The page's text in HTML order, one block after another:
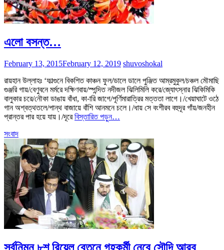
এলো বসন্ত…
February 13, 2015February 12, 2019 shuvoshokal
রায়হান উল্লাহঃ ‘ফাল্গুনে বিকশিত কাঞ্চন ফুল/ডালে ডালে পুঞ্জিত আম্রমুকুল/চঞ্চল মৌমাছি
গুঞ্জরি গায়/বেণুবনে মর্মরে দক্ষিণবায়/স্পন্দিত নদীজল ঝিলিমিলি করে/জ্যোৎস্নার ঝিকিমিকি
বালুকার চরে/নৌকা ডাঙায় বাঁধা, কা-ারি জাগে/পূর্ণিমারাত্রির মত্ততা লাগে।/খেয়াঘাটে ওঠে
গান অশ্বত্থতলে/পান্থ বাজায়ে বাঁশি আনমনে চলে।/ধায় সে বংশীরব বহুদূর গাঁয়/জনহীন
প্রান্তর পার হয়ে যায়।/দূরেবিস্তারিত পড়ুন…
সংবাদ